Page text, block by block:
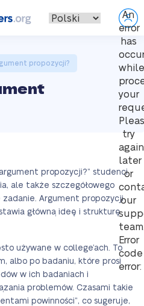
An
error
has
while
your
try
again
later
or
our
Error
code
error:
propozycji?
propozycji?” studenci
ale także szczegółowego
zadanie. Argument propozycji
główną ideę i strukturę
używane w college’ach. To
albo po badaniu, które prosi
w ich badaniach i
problemów. Czasami takie
powinności”, co sugeruje,